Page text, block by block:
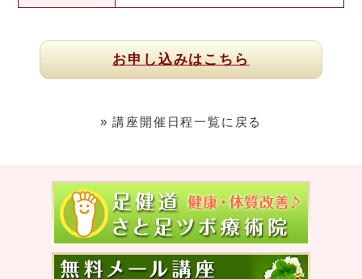
お申し込みはこちら
» 講座開催日程一覧に戻る